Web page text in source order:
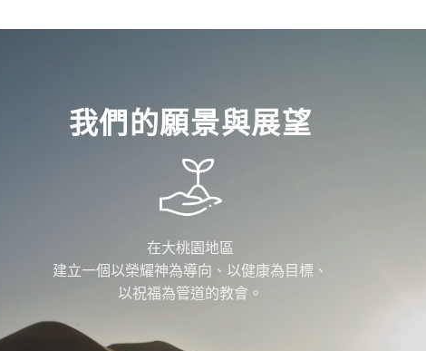
我們的願景與展望
在大桃園地區
建立一個以榮耀神為導向、以健康為目標、
以祝福為管道的教會。